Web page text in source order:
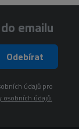
emailu
Odebírat
údajů pro
osobních údajů.